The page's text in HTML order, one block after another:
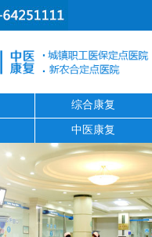
综合康复
中医康复